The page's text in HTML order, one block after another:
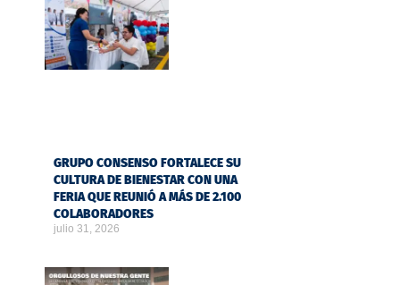
GRUPO CONSENSO FORTALECE SU
CULTURA DE BIENESTAR CON UNA
FERIA QUE REUNIÓ A MÁS DE 2.100
COLABORADORES
julio 31, 2026